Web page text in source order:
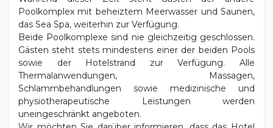
das Sea Spa, weiterhin zur Verfügung.
Beide Poolkomplexe sind nie gleichzeitig geschlossen.
Gästen steht stets mindestens einer der beiden Pools
sowie der Hotelstrand zur Verfügung. Alle
Thermalanwendungen, Massagen,
Schlammbehandlungen sowie medizinische und
physiotherapeutische Leistungen werden
uneingeschränkt angeboten.
Wir möchten Sie darüber informieren, dass das Hotel
Mirna in dieser Saison Frühstück im Hotel anbietet,